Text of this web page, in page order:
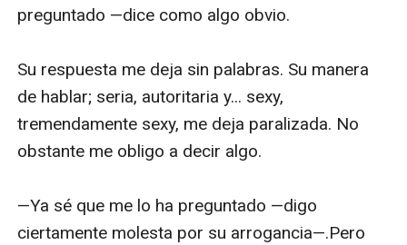
preguntado —dice como algo obvio.
Su respuesta me deja sin palabras. Su manera
de hablar; seria, autoritaria y... sexy,
tremendamente sexy, me deja paralizada. No
obstante me obligo a decir algo.
—Ya sé que me lo ha preguntado —digo
ciertamente molesta por su arrogancia—.Pero